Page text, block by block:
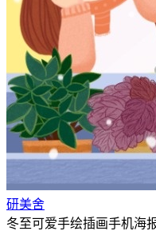
研美舍
冬至可爱手绘插画手机海